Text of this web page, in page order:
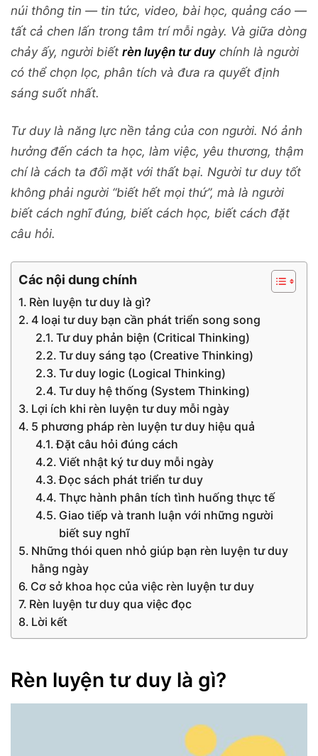
núi thông tin — tin tức, video, bài học, quảng cáo —
tất cả chen lấn trong tâm trí mỗi ngày. Và giữa dòng
chảy ấy, người biết rèn luyện tư duy chính là người
có thể chọn lọc, phân tích và đưa ra quyết định
sáng suốt nhất.
Tư duy là năng lực nền tảng của con người. Nó ảnh
hưởng đến cách ta học, làm việc, yêu thương, thậm
chí là cách ta đối mặt với thất bại. Người tư duy tốt
không phải người “biết hết mọi thứ”, mà là người
biết cách nghĩ đúng, biết cách học, biết cách đặt
câu hỏi.
Các nội dung chính
Rèn luyện tư duy là gì?
4 loại tư duy bạn cần phát triển song song
Tư duy phản biện (Critical Thinking)
Tư duy sáng tạo (Creative Thinking)
Tư duy logic (Logical Thinking)
Tư duy hệ thống (System Thinking)
Lợi ích khi rèn luyện tư duy mỗi ngày
5 phương pháp rèn luyện tư duy hiệu quả
Đặt câu hỏi đúng cách
Viết nhật ký tư duy mỗi ngày
Đọc sách phát triển tư duy
Thực hành phân tích tình huống thực tế
Giao tiếp và tranh luận với những người
biết suy nghĩ
Những thói quen nhỏ giúp bạn rèn luyện tư duy
hằng ngày
Cơ sở khoa học của việc rèn luyện tư duy
Rèn luyện tư duy qua việc đọc
Lời kết
Rèn luyện tư duy là gì?